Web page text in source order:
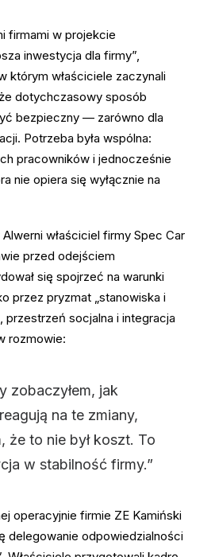
firmami w projekcie
inwestycja dla firmy”,
którym właściciele zaczynali
dotychczasowy sposób
bezpieczny — zarówno dla
Potrzeba była wspólna:
pracowników i jednocześnie
nie opiera się wyłącznie na
właściciel firmy Spec Car
przed odejściem
się spojrzeć na warunki
przez pryzmat „stanowiska i
przestrzeń socjalna i integracja
rozmowie:
zobaczyłem, jak
na te zmiany,
że to nie był koszt. To
w stabilność firmy.”
operacyjnie firmie ZE Kamiński
delegowanie odpowiedzialności